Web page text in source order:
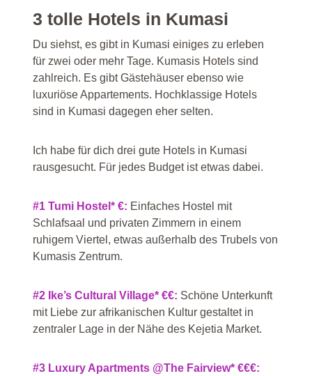
3 tolle Hotels in Kumasi
Du siehst, es gibt in Kumasi einiges zu erleben
für zwei oder mehr Tage. Kumasis Hotels sind
zahlreich. Es gibt Gästehäuser ebenso wie
luxuriöse Appartements. Hochklassige Hotels
sind in Kumasi dagegen eher selten.
Ich habe für dich drei gute Hotels in Kumasi
rausgesucht. Für jedes Budget ist etwas dabei.
#1 Tumi Hostel* €: Einfaches Hostel mit
Schlafsaal und privaten Zimmern in einem
ruhigem Viertel, etwas außerhalb des Trubels von
Kumasis Zentrum.
#2 Ike’s Cultural Village* €€: Schöne Unterkunft
mit Liebe zur afrikanischen Kultur gestaltet in
zentraler Lage in der Nähe des Kejetia Market.
#3 Luxury Apartments @The Fairview* €€€: